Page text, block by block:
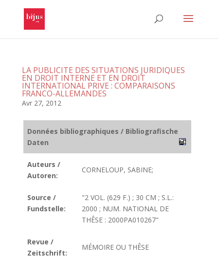
LA PUBLICITE DES SITUATIONS JURIDIQUES
EN DROIT INTERNE ET EN DROIT
INTERNATIONAL PRIVE : COMPARAISONS
FRANCO-ALLEMANDES
Avr 27, 2012
Données bibliographiques / Bibliografische
Daten
Auteurs /
Autoren:
CORNELOUP, SABINE;
Source /
Fundstelle:
"2 VOL. (629 F.) ; 30 CM ; S.L.:
2000 ; NUM. NATIONAL DE
THÊSE : 2000PA010267"
Revue /
Zeitschrift:
MÉMOIRE OU THÊSE